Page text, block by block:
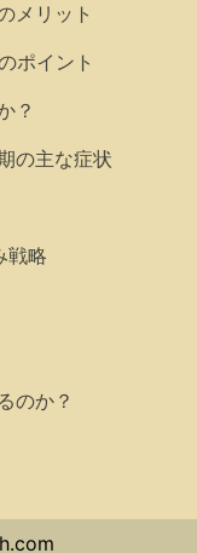
メリット
ポイント
？
の主な症状
戦略
のか？